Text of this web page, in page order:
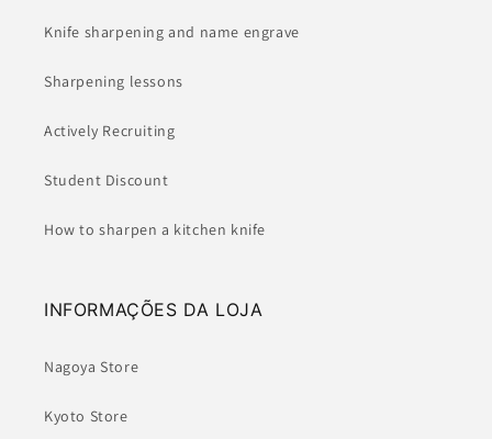
Knife sharpening and name engrave
Sharpening lessons
Actively Recruiting
Student Discount
How to sharpen a kitchen knife
INFORMAÇÕES DA LOJA
Nagoya Store
Kyoto Store